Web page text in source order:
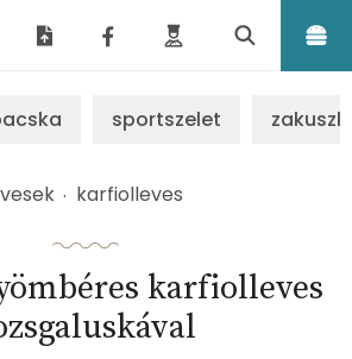
sportszelet
karfiolleves
karfiolleves